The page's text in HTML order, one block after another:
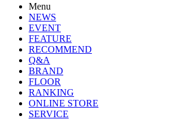
Menu
NEWS
EVENT
FEATURE
RECOMMEND
Q&A
BRAND
FLOOR
RANKING
ONLINE STORE
SERVICE